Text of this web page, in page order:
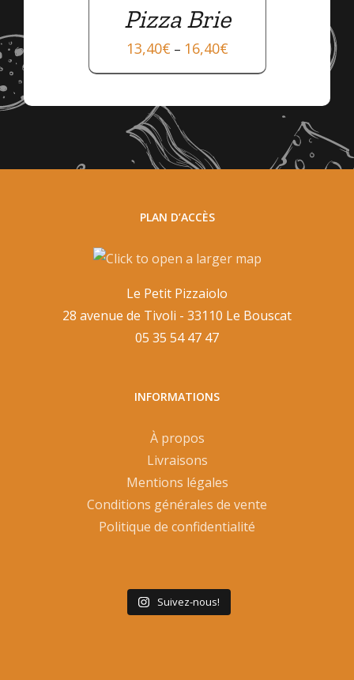
Pizza Brie
13,40€ – 16,40€
PLAN D’ACCÈS
Le Petit Pizzaiolo
28 avenue de Tivoli - 33110 Le Bouscat
05 35 54 47 47
INFORMATIONS
À propos
Livraisons
Mentions légales
Conditions générales de vente
Politique de confidentialité
Suivez-nous!